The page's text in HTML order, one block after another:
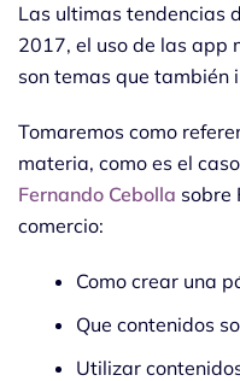
Las ultimas tendencias
2017, el uso de las app
son temas que también
Tomaremos como
materia, como es el
Fernando Cebolla sobre
comercio:
Como crear una
Que contenidos
Utilizar